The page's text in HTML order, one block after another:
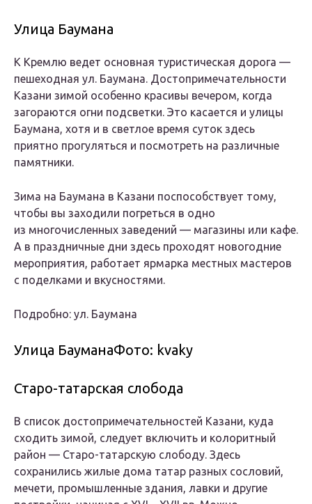
Улица Баумана
К Кремлю ведет основная туристическая дорога —
пешеходная ул. Баумана. Достопримечательности
Казани зимой особенно красивы вечером, когда
загораются огни подсветки. Это касается и улицы
Баумана, хотя и в светлое время суток здесь
приятно прогуляться и посмотреть на различные
памятники.
Зима на Баумана в Казани поспособствует тому,
чтобы вы заходили погреться в одно
из многочисленных заведений — магазины или кафе.
А в праздничные дни здесь проходят новогодние
мероприятия, работает ярмарка местных мастеров
с поделками и вкусностями.
Подробно: ул. Баумана
Улица БауманаФото: kvaky
Старо-татарская слобода
В список достопримечательностей Казани, куда
сходить зимой, следует включить и колоритный
район — Старо-татарскую слободу. Здесь
сохранились жилые дома татар разных сословий,
мечети, промышленные здания, лавки и другие